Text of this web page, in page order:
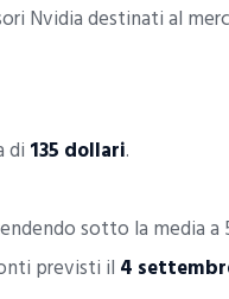
Nvidia destinati al
di 135 dollari.
sotto la media a
previsti il 4